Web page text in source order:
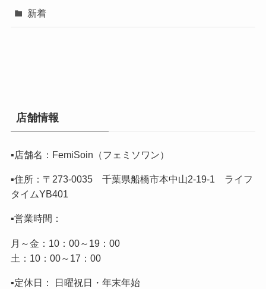
新着
店舗情報
▪️店舗名：FemiSoin（フェミソワン）
▪️住所：〒273-0035 千葉県船橋市本中山2-19-1 ライフ
タイムYB401
▪️営業時間：
月～金：10：00～19：00
土：10：00～17：00
▪️定休日： 日曜祝日・年末年始